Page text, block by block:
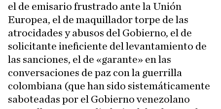
el de emisario frustrado ante la Unión
Europea, el de maquillador torpe de las
atrocidades y abusos del Gobierno, el de
solicitante ineficiente del levantamiento de
las sanciones, el de «garante» en las
conversaciones de paz con la guerrilla
colombiana (que han sido sistemáticamente
saboteadas por el Gobierno venezolano